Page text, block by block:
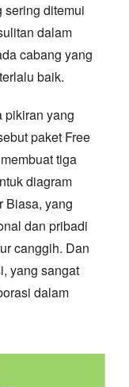
sering ditemui
dalam
cabang yang
baik.
pikiran yang
paket Free
tiga
diagram
Biasa, yang
dan pribadi
canggih. Dan
yang sangat
dalam